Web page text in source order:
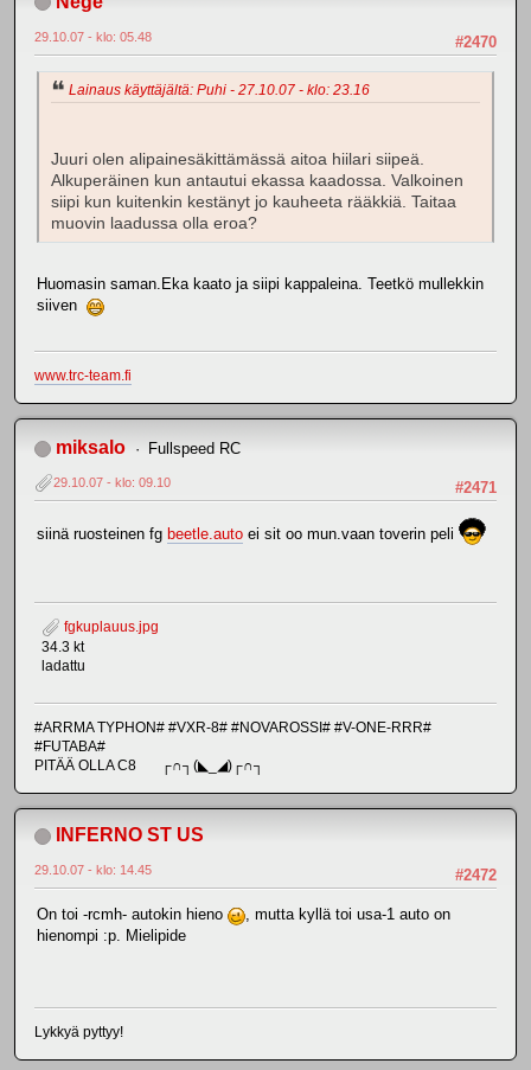
#2470
29.10.07 - klo: 05.48
Lainaus käyttäjältä: Puhi - 27.10.07 - klo: 23.16
Juuri olen alipainesäkittämässä aitoa hiilari siipeä.
Alkuperäinen kun antautui ekassa kaadossa. Valkoinen
siipi kun kuitenkin kestänyt jo kauheeta rääkkiä. Taitaa
muovin laadussa olla eroa?
Huomasin saman.Eka kaato ja siipi kappaleina. Teetkö mullekkin
siiven
www.trc-team.fi
miksalo Fullspeed RC
#2471
29.10.07 - klo: 09.10
siinä ruosteinen fg beetle.auto ei sit oo mun.vaan toverin peli
fgkuplauus.jpg
34.3 kt
ladattu
#ARRMA TYPHON# #VXR-8# #NOVAROSSI# #V-ONE-RRR#
#FUTABA#
PITÄÄ OLLA C8 ┌∩┐(◣_◢)┌∩┐
INFERNO ST US
#2472
29.10.07 - klo: 14.45
On toi -rcmh- autokin hieno
, mutta kyllä toi usa-1 auto on
hienompi :p. Mielipide
Lykkyä pyttyy!